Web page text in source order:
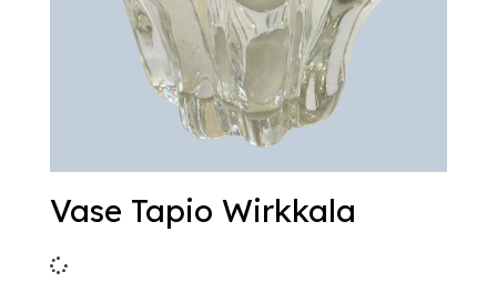
Vase Tapio Wirkkala